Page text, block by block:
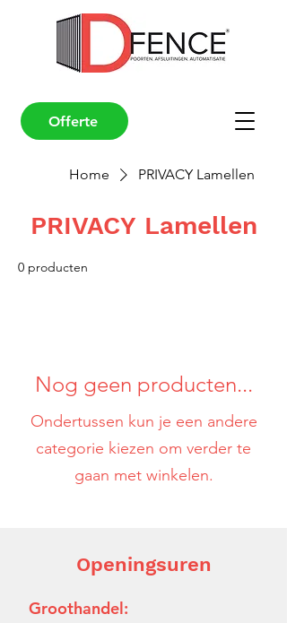
Offerte
Home PRIVACY Lamellen
PRIVACY Lamellen
0 producten
Nog geen producten...
Ondertussen kun je een andere
categorie kiezen om verder te
gaan met winkelen.
Openingsuren
Groothandel: